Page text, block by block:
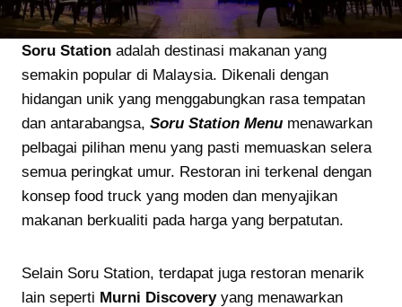
Soru Station adalah destinasi makanan yang
semakin popular di Malaysia. Dikenali dengan
hidangan unik yang menggabungkan rasa tempatan
dan antarabangsa, Soru Station Menu menawarkan
pelbagai pilihan menu yang pasti memuaskan selera
semua peringkat umur. Restoran ini terkenal dengan
konsep food truck yang moden dan menyajikan
makanan berkualiti pada harga yang berpatutan.
Selain Soru Station, terdapat juga restoran menarik
lain seperti Murni Discovery yang menawarkan